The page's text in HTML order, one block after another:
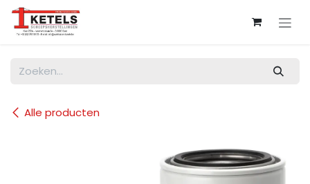
Overslaan naar inhoud
Alle producten